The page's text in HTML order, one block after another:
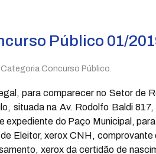
Público 01/
. Categoria Concurso Público.
para comparecer no Setor de
situada na Av. Rodolfo Baldi
expediente do Paço Municipal,
Eleitor, xerox CNH,
xerox da certidão de